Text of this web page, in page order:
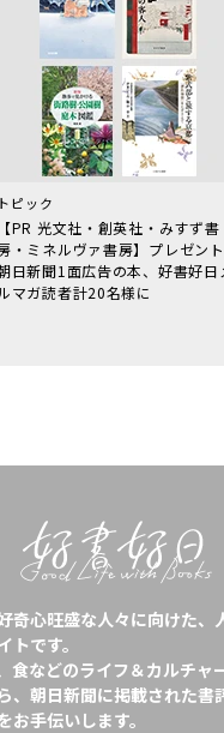
トピック
【PR 光文社・創英社・みすず書
・ミネルヴァ書房】プレゼント
日新聞1面広告の本、好書好日
マガ読者計20名様に
奇心旺盛な人々に向けた、
トです。
食などのライフ＆カルチャ
、朝日新聞に掲載された書
お手伝いします。